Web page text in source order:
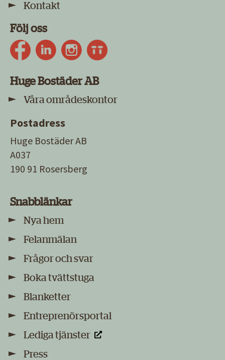
Kontakt
Följ oss
Huge Bostäder AB
Våra områdeskontor
Postadress
Huge Bostäder AB
A037
190 91 Rosersberg
Snabblänkar
Nya hem
Felanmälan
Frågor och svar
Boka tvättstuga
Blanketter
Entreprenörsportal
Lediga tjänster
Press